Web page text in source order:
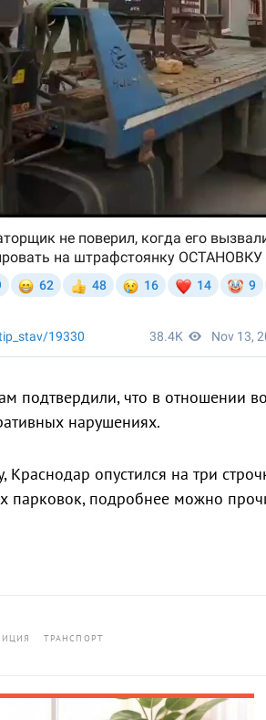
подтвердили, что в отношении
нарушениях.
Краснодар опустился на три
парковок, подробнее можно
ТРАНСПОРТ